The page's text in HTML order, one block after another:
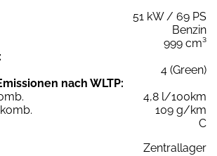
51 kW / 69 PS
Benzin
999 cm³
4 (Green)
nach WLTP:
4,8 l/100km
109 g/km
C
Zentrallager